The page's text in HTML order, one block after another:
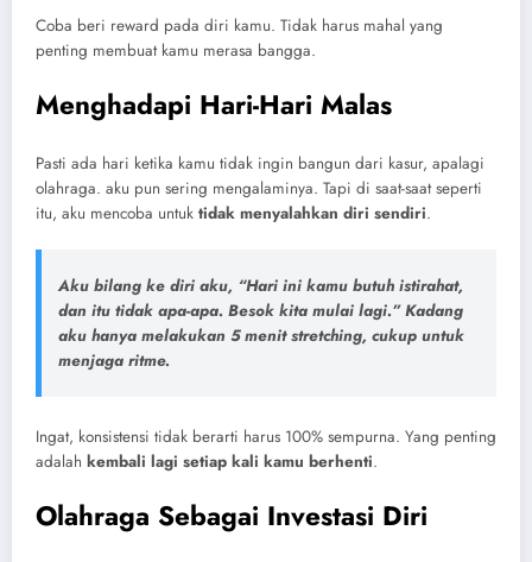
Coba beri reward pada diri kamu. Tidak harus mahal yang
penting membuat kamu merasa bangga.
Menghadapi Hari-Hari Malas
Pasti ada hari ketika kamu tidak ingin bangun dari kasur, apalagi
olahraga. aku pun sering mengalaminya. Tapi di saat-saat seperti
itu, aku mencoba untuk tidak menyalahkan diri sendiri.
Aku bilang ke diri aku, “Hari ini kamu butuh istirahat,
dan itu tidak apa-apa. Besok kita mulai lagi.” Kadang
aku hanya melakukan 5 menit stretching, cukup untuk
menjaga ritme.
Ingat, konsistensi tidak berarti harus 100% sempurna. Yang penting
adalah kembali lagi setiap kali kamu berhenti.
Olahraga Sebagai Investasi Diri